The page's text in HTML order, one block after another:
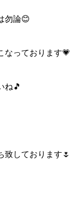
勿論😊
なっております💗
ね🎵
致しております🌷